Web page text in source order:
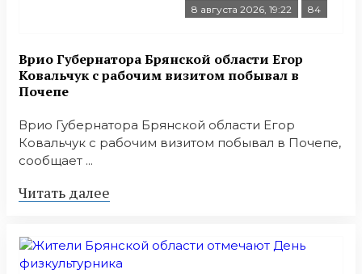
8 августа 2026, 19:22 84
Врио Губернатора Брянской области Егор
Ковальчук с рабочим визитом побывал в
Почепе
Врио Губернатора Брянской области Егор
Ковальчук с рабочим визитом побывал в Почепе,
сообщает ...
Читать далее